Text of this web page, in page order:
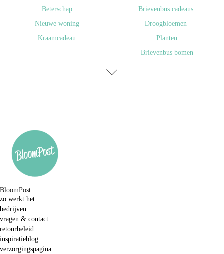
Beterschap
Nieuwe woning
Kraamcadeau
Brievenbus cadeaus
Droogbloemen
Planten
Brievenbus bomen
BloomPost
zo werkt het
bedrijven
vragen & contact
retourbeleid
inspiratieblog
verzorgingspagina